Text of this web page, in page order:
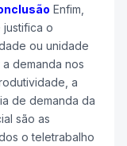
Enfim,
o
ou unidade
demanda nos
a
de demanda da
são as
o teletrabalho